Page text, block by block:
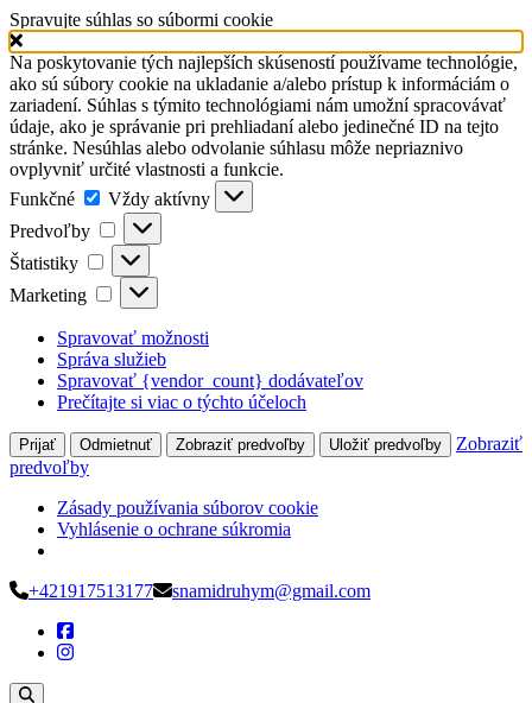
Spravujte súhlas so súbormi cookie
Na poskytovanie tých najlepších skúseností používame technológie,
ako sú súbory cookie na ukladanie a/alebo prístup k informáciám o
zariadení. Súhlas s týmito technológiami nám umožní spracovávať
údaje, ako je správanie pri prehliadaní alebo jedinečné ID na tejto
stránke. Nesúhlas alebo odvolanie súhlasu môže nepriaznivo
ovplyvniť určité vlastnosti a funkcie.
Funkčné
Funkčné
Vždy aktívny
Predvoľby
Predvoľby
Štatistiky Štatistiky
Marketing Marketing
Spravovať možnosti
Správa služieb
Spravovať {vendor_count} dodávateľov
Prečítajte si viac o týchto účeloch
Prijať Odmietnuť Zobraziť predvoľby Uložiť predvoľby
Zobraziť
predvoľby
Zásady používania súborov cookie
Vyhlásenie o ochrane súkromia
Preskoč
obsah
+421917513177 snamidruhym@gmail.com